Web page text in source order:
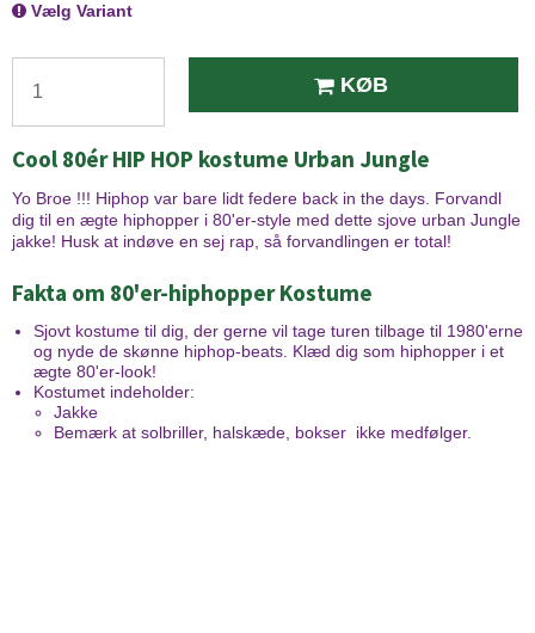
Vælg Variant
KØB
Cool 80ér HIP HOP kostume Urban Jungle
Yo Broe !!! Hiphop var bare lidt federe back in the days. Forvandl
dig til en ægte hiphopper i 80'er-style med dette sjove urban Jungle
jakke! Husk at indøve en sej rap, så forvandlingen er total!
Fakta om 80'er-hiphopper Kostume
Sjovt kostume til dig, der gerne vil tage turen tilbage til 1980'erne
og nyde de skønne hiphop-beats. Klæd dig som hiphopper i et
ægte 80'er-look!
Kostumet indeholder:
Jakke
Bemærk at solbriller, halskæde, bokser ikke medfølger.